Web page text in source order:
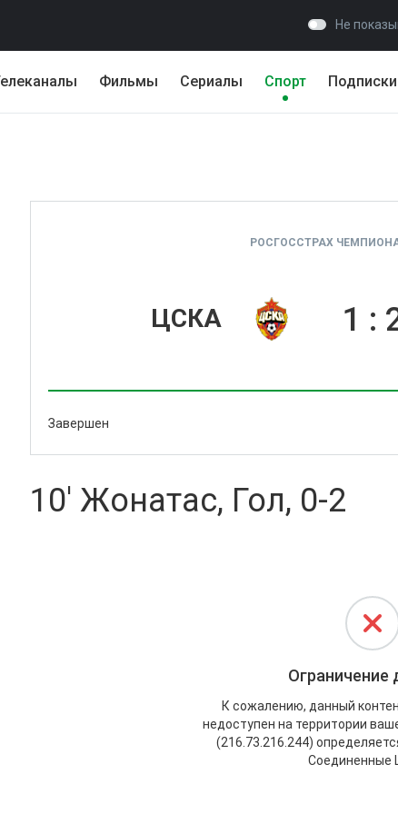
Не
Фильмы Сериалы Спорт Подписки
РОСГОССТРАХ
ЦСКА 1 :
Завершен
10' Жонатас, Гол, 0-2